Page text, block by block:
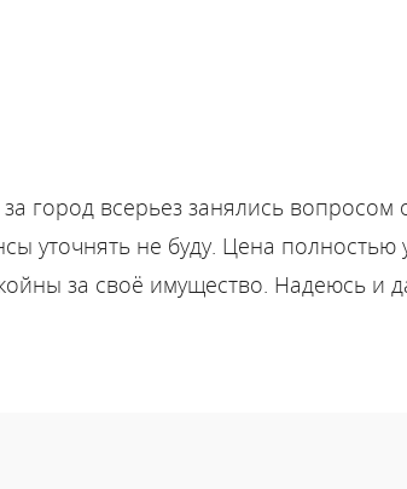
город всерьез занялись
уточнять не буду. Цена
за своё имущество. Надеюсь и